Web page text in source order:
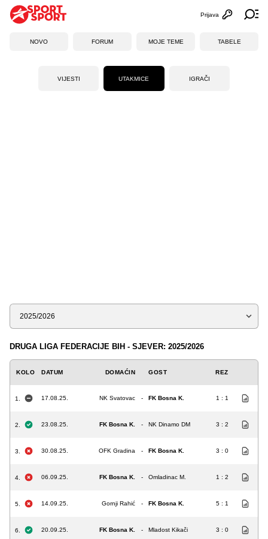
Otvori
Prijava
NOVO FORUM MOJE TEME TABELE
VIJESTI UTAKMICE IGRAČI
Sezona
DRUGA LIGA FEDERACIJE BIH - SJEVER: 2025/2026
KOLO DATUM DOMAĆIN GOST REZ
1. 17.08.25. NK Svatovac - FK Bosna K. 1 : 1
2. 23.08.25. FK Bosna K. - NK Dinamo DM 3 : 2
3. 30.08.25. OFK Gradina - FK Bosna K. 3 : 0
4. 06.09.25. FK Bosna K. - Omladinac M. 1 : 2
5. 14.09.25. Gornji Rahić - FK Bosna K. 5 : 1
6. 20.09.25. FK Bosna K. - Mladost Kikači 3 : 0